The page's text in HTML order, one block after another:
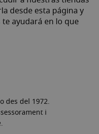
desde esta página y
te ayudará en lo que
des del 1972.
i